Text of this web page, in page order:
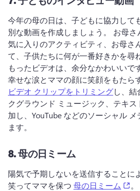
今年の母の日は、子どもに協力して
別な動画を作成しましょう。 お母さ
気に入りのアクティビティ、お母さ
て、子供たちに何が一番好きかを尋
もったビデオは、余分なかわいいで
幸せな涙とママの顔に笑顔をもたら
ビデオ クリップをトリミングし、
クグラウンド ミュージック、テキ
加し、YouTube などのソーシャル
ます。
8.母の日ミーム
陽気で予期しないを送信することに
笑ってママを保つ 母の日ミーム